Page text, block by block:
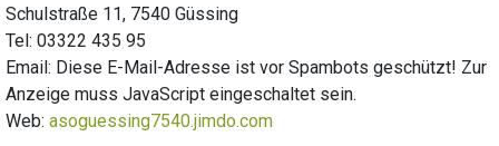
Schulstraße 11, 7540 Güssing
Tel: 03322 435 95
Email: Diese E-Mail-Adresse ist vor Spambots geschützt! Zur
Anzeige muss JavaScript eingeschaltet sein.
Web: asoguessing7540.jimdo.com